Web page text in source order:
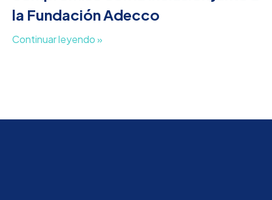
la Fundación Adecco
Continuar leyendo »